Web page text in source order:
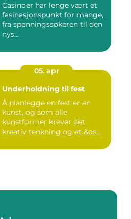
Casinoer har lenge vært et
fasinasjonspunkt for mange,
fra spenningssøkeren til den
nys...
05. apr
Underholdning til fest
Å planlegge en fest er en
kunst, og som alle
kunstformer krever det
kreativ tenkning og et &os...